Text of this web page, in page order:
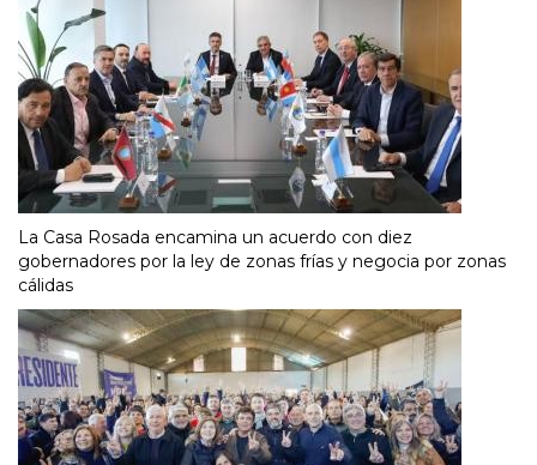
La Casa Rosada encamina un acuerdo con diez
gobernadores por la ley de zonas frías y negocia por zonas
cálidas